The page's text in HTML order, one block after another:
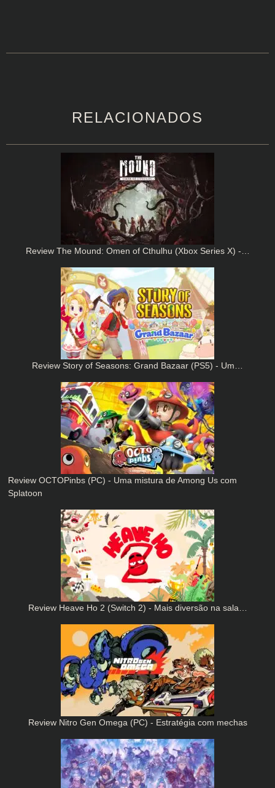
RELACIONADOS
Review The Mound: Omen of Cthulhu (Xbox Series X) -…
Review Story of Seasons: Grand Bazaar (PS5) - Um…
Review OCTOPinbs (PC) - Uma mistura de Among Us com
Splatoon
Review Heave Ho 2 (Switch 2) - Mais diversão na sala…
Review Nitro Gen Omega (PC) - Estratégia com mechas